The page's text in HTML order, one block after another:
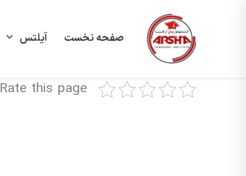
صفحه نخست آیلتس
Rate this page